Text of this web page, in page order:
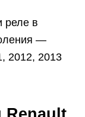
реле в
—
2012, 2013